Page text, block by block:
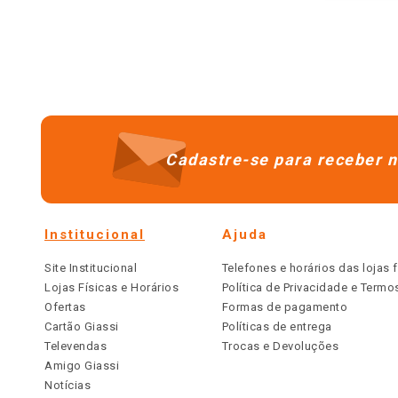
Cadastre-se para receber
Institucional
Site Institucional
Lojas Físicas e Horários
Ofertas
Cartão Giassi
Televendas
Amigo Giassi
Notícias
Ajuda
Telefones e horários das lojas
Política de Privacidade e
Formas de pagamento
Políticas de entrega
Trocas e Devoluções